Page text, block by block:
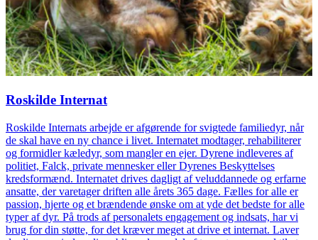
Roskilde Internat
Roskilde Internats arbejde er afgørende for svigtede familiedyr, når
de skal have en ny chance i livet. Internatet modtager, rehabiliterer
og formidler kæledyr, som mangler en ejer. Dyrene indleveres af
politiet, Falck, private mennesker eller Dyrenes Beskyttelses
kredsformænd. Internatet drives dagligt af veluddannede og erfarne
ansatte, der varetager driften alle årets 365 dage. Fælles for alle er
passion, hjerte og et brændende ønske om at yde det bedste for alle
typer af dyr. På trods af personalets engagement og indsats, har vi
brug for din støtte, for det kræver meget at drive et internat. Laver